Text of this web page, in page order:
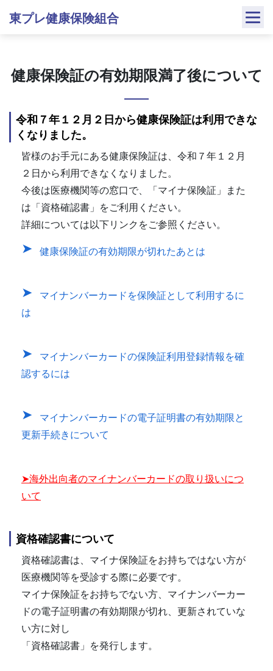
東プレ健康保険組合
健康保険証の有効期限満了後について
令和７年１２月２日から健康保険証は利用できな
くなりました。
皆様のお手元にある健康保険証は、令和７年１２月
２日から利用できなくなりました。
今後は医療機関等の窓口で、「マイナ保険証」また
は「資格確認書」をご利用ください。
詳細については以下リンクをご参照ください。
健康保険証の有効期限が切れたあとは
マイナンバーカードを保険証として利用するに
は
マイナンバーカードの保険証利用登録情報を確
認するには
マイナンバーカードの電子証明書の有効期限と
更新手続きについて
➤海外出向者のマイナンバーカードの取り扱いにつ
いて
資格確認書について
資格確認書は、マイナ保険証をお持ちではない方が
医療機関等を受診する際に必要です。
マイナ保険証をお持ちでない方、マイナンバーカー
ドの電子証明書の有効期限が切れ、更新されていな
い方に対し
「資格確認書」を発行します。